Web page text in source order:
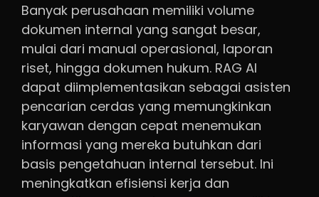
Banyak perusahaan memiliki volume
dokumen internal yang sangat besar,
mulai dari manual operasional, laporan
riset, hingga dokumen hukum. RAG AI
dapat diimplementasikan sebagai asisten
pencarian cerdas yang memungkinkan
karyawan dengan cepat menemukan
informasi yang mereka butuhkan dari
basis pengetahuan internal tersebut. Ini
meningkatkan efisiensi kerja dan